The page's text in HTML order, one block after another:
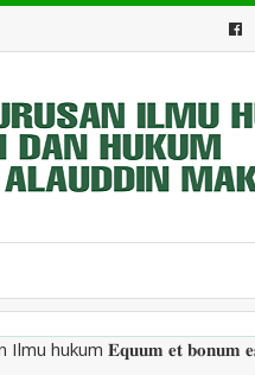
𝐄𝐪𝐮𝐮𝐦 𝐞𝐭 𝐛𝐨𝐧𝐮𝐦 𝐞𝐬𝐭